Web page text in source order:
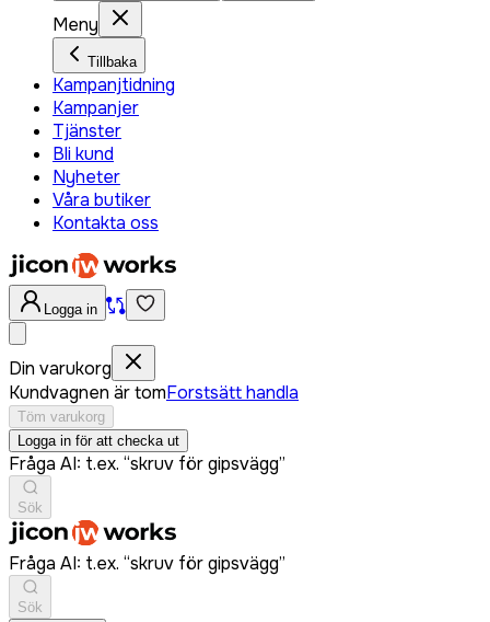
Meny
Tillbaka
Kampanjtidning
Kampanjer
Tjänster
Bli kund
Nyheter
Våra butiker
Kontakta oss
Logga in
Din varukorg
Kundvagnen är tomForstsätt handla
Töm varukorg
Logga in för att checka ut
Fråga AI: t.ex. “skruv för gipsvägg”
Sök
Fråga AI: t.ex. “skruv för gipsvägg”
Sök